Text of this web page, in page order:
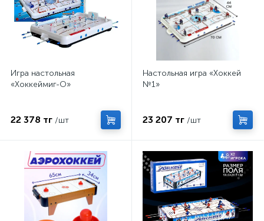
Игра настольная
«Хоккеймиг-О»
22 378 тг /шт
Настольная игра «Хоккей
№1»
23 207 тг /шт